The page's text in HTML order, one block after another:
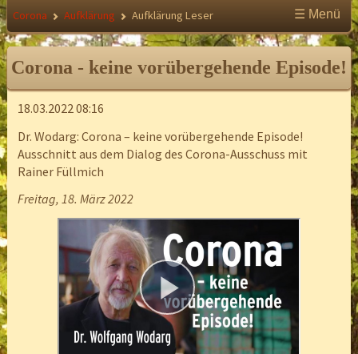
Corona Aufklärung Aufklärung Leser ☰ Menü
Corona - keine vorübergehende Episode!
18.03.2022 08:16
Dr. Wodarg: Corona – keine vorübergehende Episode!
Ausschnitt aus dem Dialog des Corona-Ausschuss mit
Rainer Füllmich
Freitag, 18. März 2022